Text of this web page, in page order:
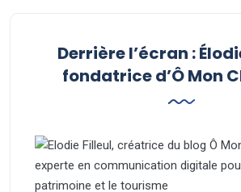
Derrière l’écran :
fondatrice d’Ô Mon